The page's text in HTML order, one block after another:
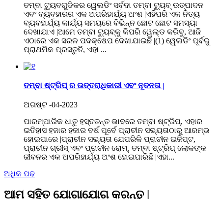
ତମ୍ବା ଟ୍ୟୁବଗୁଡିକର ୱେଲଡିଂ ସର୍ବଦା ତମ୍ବା ଟ୍ୟୁବ୍ ଉତ୍ପାଦନ
ଏବଂ ବ୍ୟବହାରର ଏକ ଅପରିହାର୍ଯ୍ୟ ଅଂଶ |ଏହିପରି ଏକ ନିତ୍ୟ
ବ୍ୟବହାର୍ଯ୍ୟ କାର୍ଯ୍ୟ ସମୟରେ ବିଭିନ୍ନ ଛୋଟ ଛୋଟ ସମସ୍ୟା
ଦେଖାଯାଏ |ଆମେ ତମ୍ବା ଟ୍ୟୁବ୍କୁ କିପରି ୱେଲ୍ଡ କରିବୁ, ଆଜି
ଏଠାରେ ଏକ ସରଳ ପଦକ୍ଷେପ ଦେଖାଯାଇଛି |(1) ୱେଲଡିଂ ପୂର୍ବରୁ
ପ୍ରାଥମିକ ପ୍ରସ୍ତୁତି, ଏହା ...
ତମ୍ବା ଷ୍ଟ୍ରିପ୍ ର ଉତ୍ତରାଧିକାରୀ ଏବଂ ନୂତନତା |
ଅଗଷ୍ଟ -04-2023
ପାରମ୍ପାରିକ ଧାତୁ ହସ୍ତତନ୍ତ ଭାବରେ ତମ୍ବା ଷ୍ଟ୍ରିପ୍, ଏହାର
ଇତିହାସ ହଜାର ହଜାର ବର୍ଷ ପୂର୍ବେ ପ୍ରାଚୀନ ସଭ୍ୟତାଠାରୁ ଆରମ୍ଭ
ହୋଇପାରେ |ପ୍ରାଚୀନ ସଭ୍ୟତା ଯେପରିକି ପ୍ରାଚୀନ ଇଜିପ୍ଟ,
ପ୍ରାଚୀନ ଗ୍ରୀସ୍ ଏବଂ ପ୍ରାଚୀନ ରୋମ୍, ତମ୍ବା ଷ୍ଟ୍ରିପ୍ ଲୋକଙ୍କ
ଜୀବନର ଏକ ଅପରିହାର୍ଯ୍ୟ ଅଂଶ ହୋଇପାରିଛି |ଏହା...
ଅଧିକ ପଢ
ଆମ ସହିତ ଯୋଗାଯୋଗ କରନ୍ତୁ |